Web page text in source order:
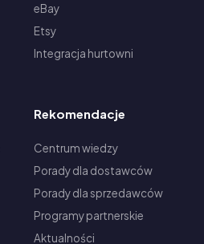
eBay
Etsy
Integracja hurtowni
Rekomendacje
Centrum wiedzy
Porady dla dostawców
Porady dla sprzedawców
Programy partnerskie
Aktualności